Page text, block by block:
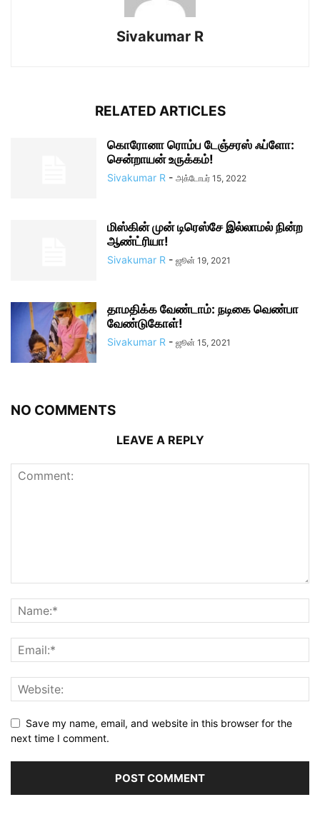
Sivakumar R
RELATED ARTICLES
கொரோனா ரொம்ப டேஞ்சரஸ் ஃப்ளோ:
சென்றாயன் உருக்கம்!
Sivakumar R - அக்டோபர் 15, 2022
மிஸ்கின் முன் டிரெஸ்சே இல்லாமல் நின்ற
ஆண்ட்ரியா!
Sivakumar R - ஜூன் 19, 2021
தாமதிக்க வேண்டாம்: நடிகை வெண்பா
வேண்டுகோள்!
Sivakumar R - ஜூன் 15, 2021
NO COMMENTS
LEAVE A REPLY
Save my name, email, and website in this browser for the
next time I comment.